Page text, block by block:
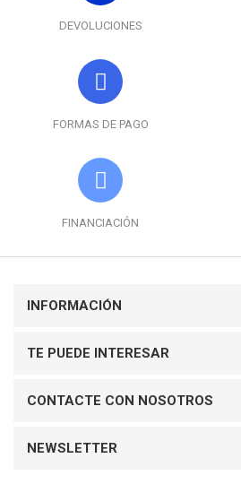
DEVOLUCIONES
FORMAS DE PAGO
FINANCIACIÓN
INFORMACIÓN
TE PUEDE INTERESAR
CONTACTE CON NOSOTROS
NEWSLETTER